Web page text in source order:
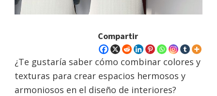
Compartir
¿Te gustaría saber cómo combinar colores y
texturas para crear espacios hermosos y
armoniosos en el diseño de interiores?